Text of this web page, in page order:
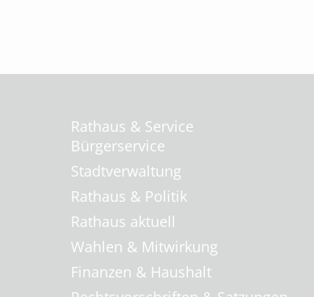
Rathaus & Service
Bürgerservice
Stadtverwaltung
Rathaus & Politik
Rathaus aktuell
Wahlen & Mitwirkung
Finanzen & Haushalt